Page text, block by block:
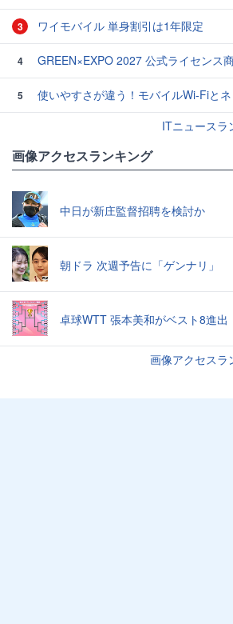
3 ワイモバイル 単身割引は1年限定
4 GREEN×EXPO 2027 公式ライセンス商品！初の「トゥンクトゥン
5
使いやすさが違う！モバイルWi-Fiとネット
ITニュースラ
画像アクセスランキング
中日が新庄監督招聘を検討か
朝ドラ 次週予告に「ゲンナリ」
卓球WTT 張本美和がベスト8進出
画像アクセスラ